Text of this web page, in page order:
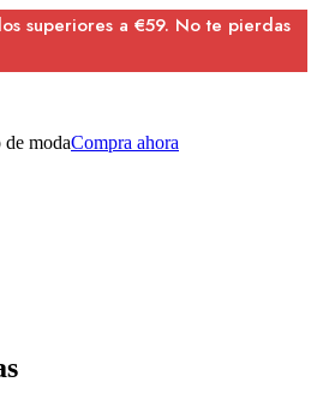
superiores a €59. No te pierdas
de modaCompra ahora